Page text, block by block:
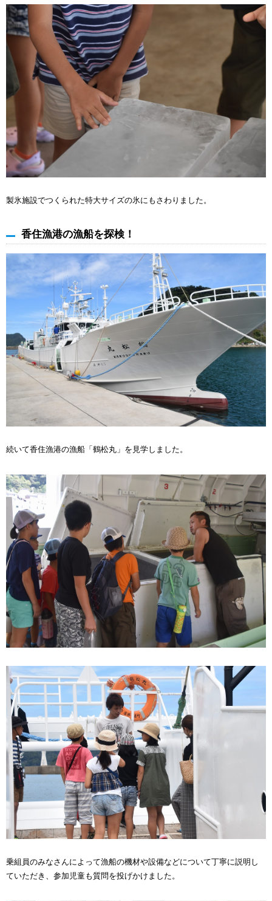
製氷施設でつくられた特大サイズの氷にもさわりました。
香住漁港の漁船を探検！
続いて香住漁港の漁船「鶴松丸」を見学しました。
乗組員のみなさんによって漁船の機材や設備などについて丁寧に説明し
ていただき、参加児童も質問を投げかけました。